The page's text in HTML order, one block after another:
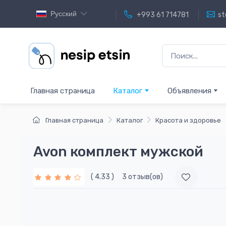
Русский +993 61 714781
Главная страница Каталог Объявления
Главная страница Каталог Красота и здоровье
Avon комплект мужской
( 4.33 ) 3 отзыв(ов)